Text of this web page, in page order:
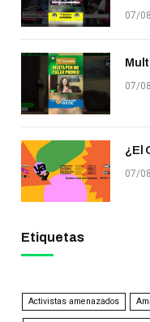
07/
07/
¿El
07/
Etiquetas
Activistas amenazados